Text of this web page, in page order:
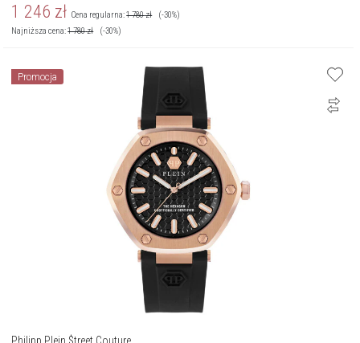
1 246 zł Cena regularna:1 780zł
(-30%)
Najniższa cena:1 780zł (-30%)
Promocja